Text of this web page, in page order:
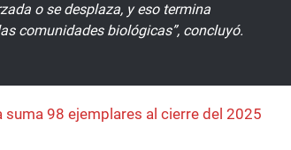
o se desplaza, y eso termina
comunidades biológicas”, concluyó.
suma 98 ejemplares al cierre del 2025